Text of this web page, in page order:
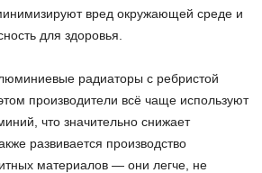
вред окружающей среде и
для здоровья.
радиаторы с ребристой
производители всё чаще используют
что значительно снижает
развивается производство
материалов — они легче, не